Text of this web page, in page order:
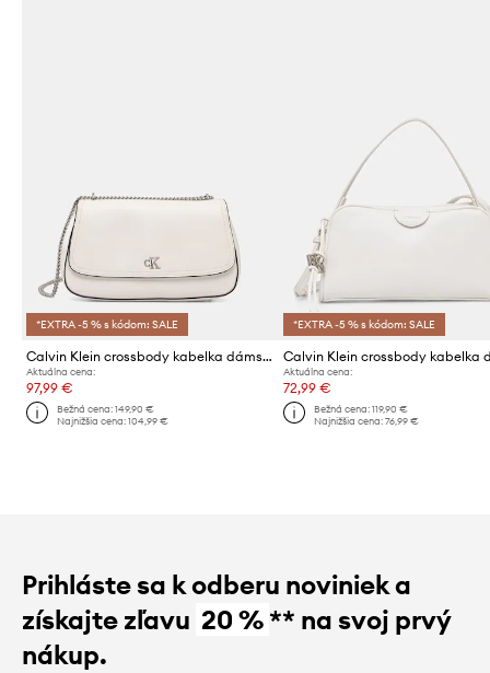
*EXTRA -5 % s kódom: SALE
Calvin Klein crossbody kabelka dámska z imitácie kože
Aktuálna cena:
97,99 €
Bežná cena:149,90 €
Najnižšia cena:104,99 €
*EXTRA -5 % s kódom: SALE
Aktuálna cena:
72,99 €
Bežná cena: 119,90 €
Najnižšia cena: 76,99 €
Prihláste sa k odberu noviniek a
získajte zľavu 20 %** na svoj prvý
nákup.